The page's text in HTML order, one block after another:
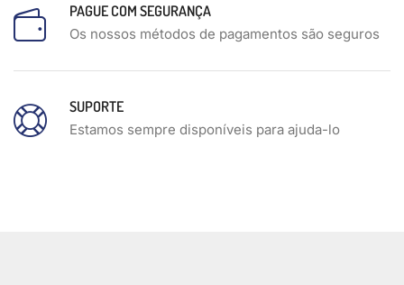
PAGUE COM SEGURANÇA
Os nossos métodos de pagamentos são seguros
SUPORTE
Estamos sempre disponíveis para ajuda-lo